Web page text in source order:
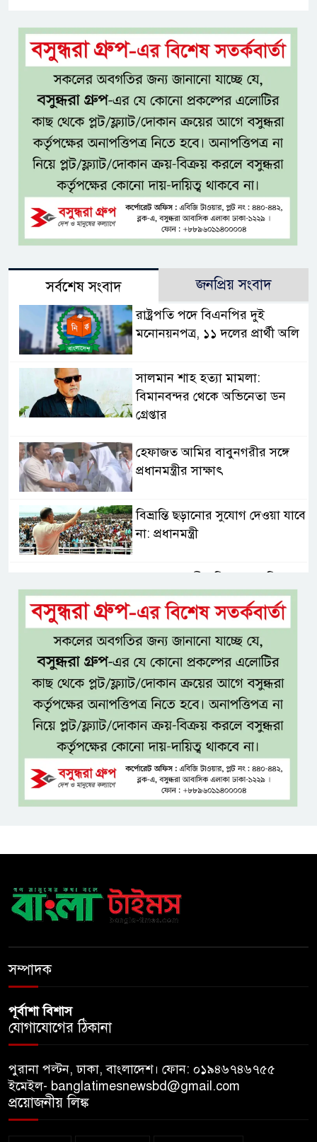
সর্বশেষ সংবাদ জনপ্রিয় সংবাদ
রাষ্ট্রপতি পদে বিএনপির দুই
মনোনয়নপত্র, ১১ দলের প্রার্থী অলি
সালমান শাহ হত্যা মামলা:
বিমানবন্দর থেকে অভিনেতা ডন
গ্রেপ্তার
হেফাজত আমির বাবুনগরীর সঙ্গে
প্রধানমন্ত্রীর সাক্ষাৎ
বিভ্রান্তি ছড়ানোর সুযোগ দেওয়া যাবে
না: প্রধানমন্ত্রী
অধিকার নিশ্চিত করতে হাইকোর্টের
রুল
জামায়াতের প্রদর্শনীতে মুক্তিযুদ্ধ
আছে, নেই জামায়াত
জঙ্গল ছেড়ে লোকালয়ে বিষধর সাপ,
খাদ্যসংকট ও সংকুচিত আবাসস্থলই
কি কারণ?
এসএসসি ও সমমানের ফল
সোমবার, জানা যাবে ৩ উপায়ে
একই খাটে মা-ছেলের লাশ, শিশুর
মৃত্যু
মাকে খুঁজতে এসে মিলল পলিথিনে
মোড়ানো মরদেহ, মেলেনি মাথা ও
সম্পাদক
পূর্বাশা বিশাস
যোগাযোগের ঠিকানা
পুরানা পল্টন, ঢাকা, বাংলাদেশ। ফোন: ০১৯৪৬৭৪৬৭৫৫
ইমেইল- banglatimesnewsbd@gmail.com
প্রয়োজনীয় লিঙ্ক